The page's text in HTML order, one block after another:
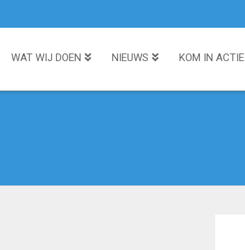
WAT WIJ DOEN NIEUWS KOM IN ACTIE